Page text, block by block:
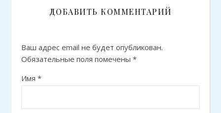
ДОБАВИТЬ КОММЕНТАРИЙ
Ваш адрес email не будет опубликован.
Обязательные поля помечены *
Имя *